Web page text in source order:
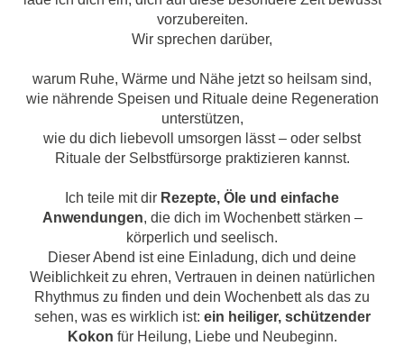
vorzubereiten.
Wir sprechen darüber,
warum Ruhe, Wärme und Nähe jetzt so heilsam sind,
wie nährende Speisen und Rituale deine Regeneration
unterstützen,
wie du dich liebevoll umsorgen lässt – oder selbst
Rituale der Selbstfürsorge praktizieren kannst.
Ich teile mit dir Rezepte, Öle und einfache
Anwendungen, die dich im Wochenbett stärken –
körperlich und seelisch.
Dieser Abend ist eine Einladung, dich und deine
Weiblichkeit zu ehren, Vertrauen in deinen natürlichen
Rhythmus zu finden und dein Wochenbett als das zu
sehen, was es wirklich ist: ein heiliger, schützender
Kokon für Heilung, Liebe und Neubeginn.